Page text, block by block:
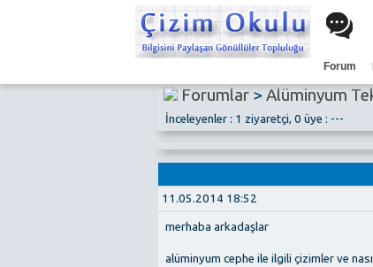
Forum
Forumlar> Alüminyum
İnceleyenler : 1 ziyaretçi, 0 üye : ---
11.05.2014 18:52
merhaba arkadaşlar
alüminyum cephe ile ilgili çizimler ve